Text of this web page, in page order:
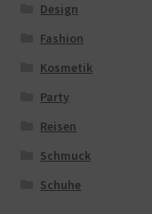
Design
Fashion
Kosmetik
Party
Reisen
Schmuck
Schuhe